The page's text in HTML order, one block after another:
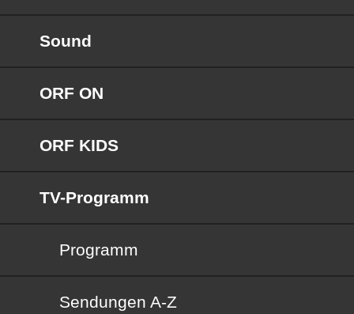
Sound
ORF ON
ORF KIDS
TV-Programm
Programm
Sendungen von A bis Z
Sendungen A-Z